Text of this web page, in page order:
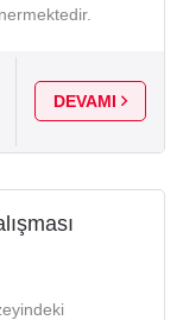
DEVAMI